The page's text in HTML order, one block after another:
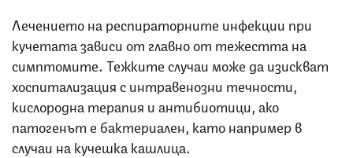
Лечението на респираторните инфекции при
кучетата зависи от главно от тежестта на
симптомите. Тежките случаи може да изискват
хоспитализация с интравенозни течности,
кислородна терапия и антибиотици, ако
патогенът е бактериален, като например в
случаи на кучешка кашлица.